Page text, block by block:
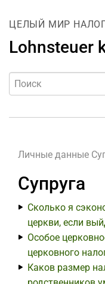
ЦЕЛЫЙ МИР
Lohnsteuer
Личные данные
Супруга
Сколько я
церкви, если
Особое
церковного
Каков размер